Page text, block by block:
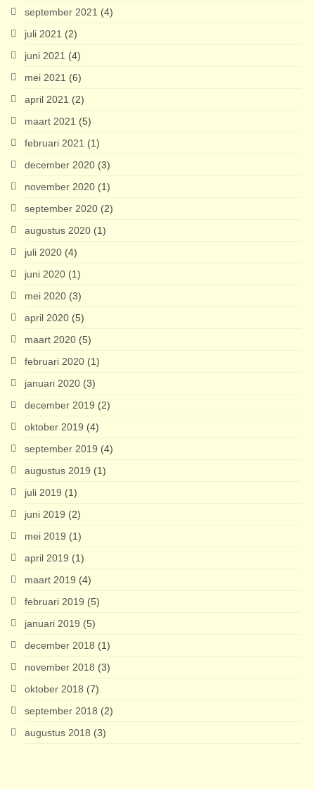
september 2021 (4)
juli 2021 (2)
juni 2021 (4)
mei 2021 (6)
april 2021 (2)
maart 2021 (5)
februari 2021 (1)
december 2020 (3)
november 2020 (1)
september 2020 (2)
augustus 2020 (1)
juli 2020 (4)
juni 2020 (1)
mei 2020 (3)
april 2020 (5)
maart 2020 (5)
februari 2020 (1)
januari 2020 (3)
december 2019 (2)
oktober 2019 (4)
september 2019 (4)
augustus 2019 (1)
juli 2019 (1)
juni 2019 (2)
mei 2019 (1)
april 2019 (1)
maart 2019 (4)
februari 2019 (5)
januari 2019 (5)
december 2018 (1)
november 2018 (3)
oktober 2018 (7)
september 2018 (2)
augustus 2018 (3)